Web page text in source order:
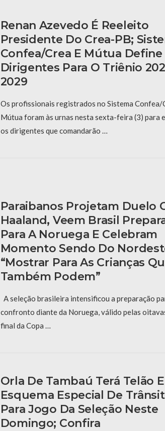
Renan Azevedo É Reeleito
Presidente Do Crea-PB;
Confea/Crea E Mútua Define
Dirigentes Para O Triênio
2029
Os profissionais registrados no Sistema Confea/
Mútua foram às urnas nesta sexta-feira (3) para
os dirigentes que comandarão …
Paraibanos Projetam Duelo
Haaland, Veem Brasil
Para A Noruega E Celebram
Momento Sendo Do
“Mostrar Para As Crianças
Também Podem”
A seleção brasileira intensificou a preparação
confronto diante da Noruega, válido pelas
final da Copa …
Orla De Tambaú Terá Telão E
Esquema Especial De
Para Jogo Da Seleção Neste
Domingo; Confira